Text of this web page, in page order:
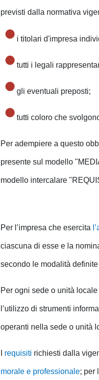
previsti dalla normativa
i titolari d'impresa
tutti i legali
gli eventuali preposti;
tutti coloro che
Per adempiere a questo
presente sul modello
modello intercalare
Per l’impresa che esercita
ciascuna di esse e la
secondo le modalità
Per ogni sede o unità
l’utilizzo di strumenti
operanti nella sede o unità
requisiti richiesti dalla
morale e professionale; per